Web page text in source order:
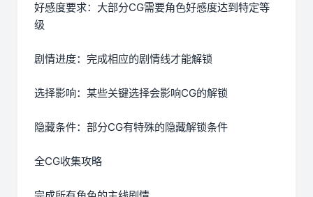
好感度要求：大部分CG需要角色好感度达到特定等
级
剧情进度：完成相应的剧情线才能解锁
选择影响：某些关键选择会影响CG的解锁
隐藏条件：部分CG有特殊的隐藏解锁条件
全CG收集攻略